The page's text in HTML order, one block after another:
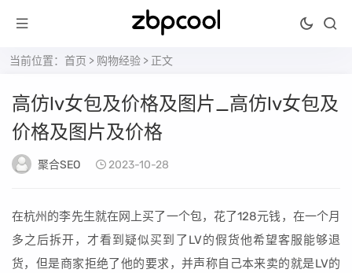
当前位置： 首页 > 购物经验 > 正文
高仿lv女包及价格及图片_高仿lv女包及
价格及图片及价格
聚合SEO 2023-10-28
在杭州的李先生就在网上买了一个包，花了128元钱，在一个月
多之后拆开，才看到疑似买到了LV的假货他希望客服能够退
货，但是商家拒绝了他的要求，并声称自己本来卖的就是LV的